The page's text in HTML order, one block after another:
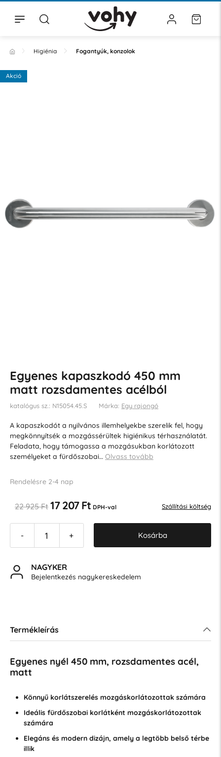
Higiénia Fogantyúk, konzolok
Egyenes kapaszkodó 450 mm
matt rozsdamentes acélból
katalógus sz.: N15054.45.S Márka: Egy rajongó
A kapaszkodót a nyilvános illemhelyekbe szerelik fel, hogy
megkönnyítsék a mozgássérültek higiénikus térhasználatát.
Feladata, hogy támogassa a mozgásukban korlátozott
személyeket a fürdőszobai… Olvass tovább
Rendelésre 2-4 nap
22 925 Ft 17 207 Ft DPH-val Szállítási költség
- + Kosárba
NAGYKER
Bejelentkezés nagykereskedelem
Akció
Termékleírás
Egyenes nyél 450 mm, rozsdamentes acél,
matt
Könnyű korlátszerelés mozgáskorlátozottak számára
Ideális fürdőszobai korlátként mozgáskorlátozottak
számára
Elegáns és modern dizájn, amely a legtöbb belső térbe
illik